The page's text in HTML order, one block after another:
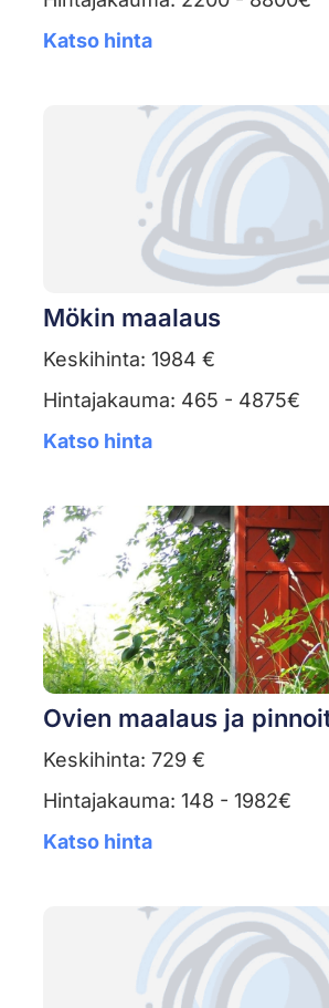
Katso hinta
Mökin maalaus
Keskihinta: 1984 €
Hintajakauma: 465 - 4875€
Katso hinta
Ovien maalaus ja
Keskihinta: 729 €
Hintajakauma: 148 - 1982€
Katso hinta